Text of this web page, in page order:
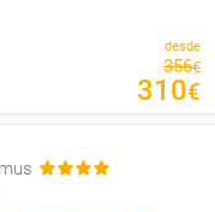
desde
356€
310€